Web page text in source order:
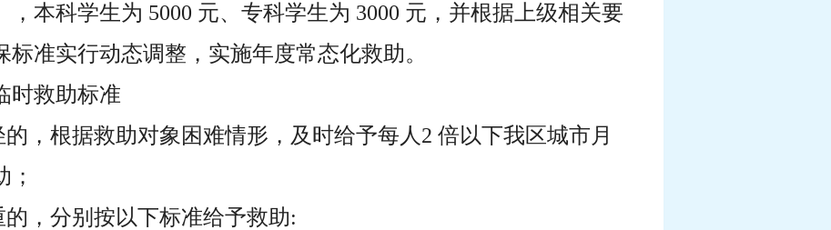
，本科学生为 5000 元、专科学生为 3000 元，并根据上级相关要
准实行动态调整，实施年度常态化救助。
时救助标准
的，根据救助对象困难情形，及时给予每人2 倍以下我区城市月
的，分别按以下标准给予救助: